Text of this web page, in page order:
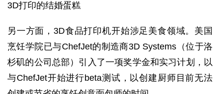
3D打印的结婚蛋糕
另一方面，3D食品打印机开始涉足美食领域。美国
烹饪学院已与ChefJet的制造商3D Systems（位于洛
杉矶的公司总部）引入了一项奖学金和实习计划，以
与ChefJet开始进行beta测试，以创建厨师目前无法